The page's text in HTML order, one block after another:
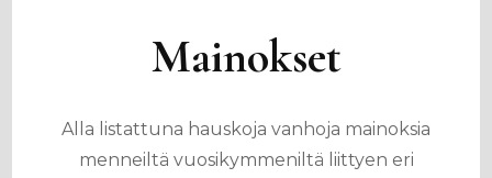
Mainokset
Alla listattuna hauskoja vanhoja mainoksia
menneiltä vuosikymmeniltä liittyen eri